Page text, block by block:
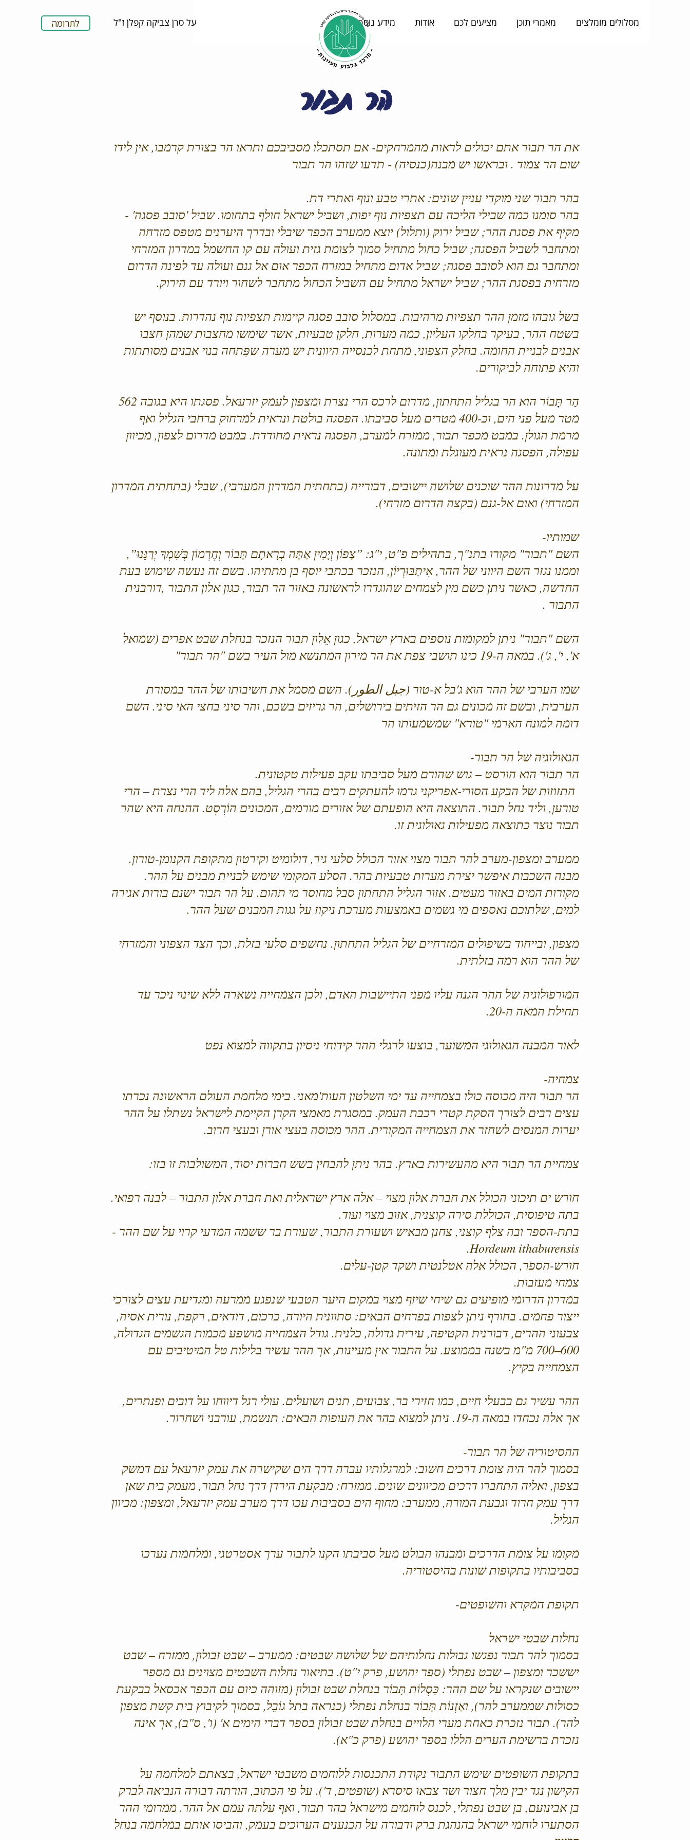
לתרומה על סרן צביקה קפלן ז"ל מסלולים מומלצים מאמרי תוכן מציעים לכם אודות מידע נוסף
הר תבור
את הר תבור אתם יכולים לראות מהמרחקים- אם תסתכלו מסביבכם ותראו הר בצורת קרמבו, אין לידו
שום הר צמוד . ובראשו יש מבנה(כנסיה) - תדעו שזהו הר תבור
בהר תבור שני מוקדי עניין שונים: אתרי טבע ונוף ואתרי דת.
בהר סומנו כמה שבילי הליכה עם תצפיות נוף יפות, ושביל ישראל חולף בתחומו. שביל 'סובב פסגה' -
מקיף את פסגת ההר; שביל ירוק (ותלול) יוצא ממערב הכפר שיבלי ובדרך היערנים מטפס מזרחה
ומתחבר לשביל הפסגה; שביל כחול מתחיל סמוך לצומת גזית ועולה עם קו החשמל במדרון המזרחי
ומתחבר גם הוא לסובב פסגה; שביל אדום מתחיל במזרח הכפר אום אל גנם ועולה עד לפינה הדרום
מזרחית בפסגת ההר; שביל ישראל מתחיל עם השביל הכחול מתחבר לשחור ויורד עם הירוק.
בשל גובהו מזמן ההר תצפיות מרהיבות. במסלול סובב פסגה קיימות תצפיות נוף נהדרות. בנוסף יש
בשטח ההר, בעיקר בחלקו העליון, כמה מערות, חלקן טבעיות, אשר שימשו מחצבות שמהן חצבו
אבנים לבניית החומה. בחלק הצפוני, מתחת לכנסייה היוונית יש מערה שפִּתחה בנוי אבנים מסותתות
והיא פתוחה לביקורים.
הַר תָּבוֹר הוא הר בגליל התחתון, מדרום לרכס הרי נצרת ומצפון לעמק יזרעאל. פסגתו היא בגובה 562
מטר מעל פני הים, וכ-400 מטרים מעל סביבתו. הפסגה בולטת ונראית למרחוק ברחבי הגליל ואף
מרמת הגולן. במבט מכפר תבור, ממזרח למערב, הפסגה נראית מחודדת. במבט מדרום לצפון, מכיוון
עפולה, הפסגה נראית מעוגלת ומתונה.
על מדרונות ההר שוכנים שלושה יישובים, דבורייה (בתחתית המדרון המערבי), שבלי (בתחתית המדרון
המזרחי) ואום אל-גנם (בקצה הדרום מזרחי).
שמותיו-
השם "תבור" מקורו בתנ"ך, בתהילים פ"ט, י"ג: ”צָפוֹן וְיָמִין אַתָּה בְרָאתָם תָּבוֹר וְחֶרְמוֹן בְּשִׁמְךָ יְרַנֵּנוּ”,
וממנו נגזר השם היווני של ההר, אִיתַבּוּרְיוֹן, הנזכר בכתבי יוסף בן מתתיהו. בשם זה נעשה שימוש בעת
החדשה, כאשר ניתן כשם מין לצמחים שהוגדרו לראשונה באזור הר תבור, כגון אלון התבור ,דורבנית
התבור .
השם "תבור" ניתן למקומות נוספים בארץ ישראל, כגון אֵלון תבור הנזכר בנחלת שבט אפרים (שמואל
א', י', ג'). במאה ה-19 כינו תושבי צפת את הר מירון המתנשא מול העיר בשם "הר תבור"
שמו הערבי של ההר הוא ג'בל א-טור (جبل الطور). השם מסמל את חשיבותו של ההר במסורת
הערבית, ובשם זה מכונים גם הר הזיתים בירושלים, הר גריזים בשכם, והר סיני בחצי האי סיני. השם
דומה למונח הארמי "טורא" שמשמעותו הר
הגאולוגיה של הר תבור-
הר תבור הוא הורסט – גוש שהורם מעל סביבתו עקב פעילות טקטונית.
התזוזות של הבקע הסורי-אפריקני גרמו להעתקים רבים בהרי הגליל, בהם אלה ליד הרי נצרת – הרי
טורען, וליד נחל תבור. התוצאה היא הופעתם של אזורים מורמים, המכונים הוֹרְסְט. ההנחה היא שהר
תבור נוצר כתוצאה מפעילות גאולוגית זו.
ממערב ומצפון-מערב להר תבור מצוי אזור הכולל סלעי גיר, דולומיט וקירטון מתקופת הקנומן-טורון.
מבנה השכבות איפשר יצירת מערות טבעיות בהר. הסלע המקומי שימש לבניית מבנים על ההר.
מקורות המים באזור מעטים. אזור הגליל התחתון סבל מחוסר מי תהום. על הר תבור ישנם בורות אגירה
למים, שלתוכם נאספים מי גשמים באמצעות מערכת ניקוז על גגות המבנים שעל ההר.
מצפון, ובייחוד בשיפולים המזרחיים של הגליל התחתון. נחשפים סלעי בזלת, וכך הצד הצפוני והמזרחי
של ההר הוא רמה בזלתית.
המורפולוגיה של ההר הגנה עליו מפני התיישבות האדם, ולכן הצמחייה נשארה ללא שינוי ניכר עד
תחילת המאה ה-20.
לאור המבנה הגאולוגי המשוער, בוצעו לרגלי ההר קידוחי ניסיון בתקווה למצוא נפט
צמחיה-
הר תבור היה מכוסה כולו בצמחייה עד ימי השלטון העות'מאני. בימי מלחמת העולם הראשונה נכרתו
עצים רבים לצורך הסקת קטרי רכבת העמק. במסגרת מאמצי הקרן הקיימת לישראל נשתלו על ההר
יערות המנסים לשחזר את הצמחייה המקורית. ההר מכוסה בעצי אורן ובעצי חרוב.
צמחיית הר תבור היא מהעשירות בארץ. בהר ניתן להבחין בשש חברות יסוד, המשולבות זו בזו:
חורש ים תיכוני הכולל את חברת אלון מצוי – אלה ארץ ישראלית ואת חברת אלון התבור – לבנה רפואי.
בתה טיפוסית, הכוללת סירה קוצנית, אזוב מצוי ועוד.
בתת-הספר ובה צלף קוצני, צחנן מבאיש ושעורת התבור, שעורת בר ששמה המדעי קרוי על שם ההר -
Hordeum ithaburensis‏.
חורש-הספר, הכולל אלה אטלנטית ושקד קטן-עלים.
צמחי מעזבות.
במדרון הדרומי מופיעים גם שיחי שיזף מצוי במקום היער הטבעי שנפגע ממרעה ומגדיעת עצים לצורכי
ייצור פחמים. בחורף ניתן לצפות בפרחים הבאים: סתוונית היורה, כרכום, דודאים, רקפת, נורית אסיה,
צבעוני ההרים, דבורנית הקטיפה, עירית גדולה, כלנית. גודל הצמחייה מושפע מכמות הגשמים הגדולה,
600–700 מ"מ בשנה בממוצע. על התבור אין מעיינות, אך ההר עשיר בלילות טל המיטיבים עם
הצמחייה בקיץ.
ההר עשיר גם בבעלי חיים, כמו חזירי בר, צבועים, תנים ושועלים. עולי רגל דיווחו על דובים ופנתרים,
אך אלה נכחדו במאה ה-19. ניתן למצוא בהר את העופות הבאים: תנשמת, עורבני ושחרור.
ההסיטוריה של הר תבור-
בסמוך להר היה צומת דרכים חשוב: למרגלותיו עברה דרך הים שקישרה את עמק יזרעאל עם דמשק
בצפון, ואליה התחברו דרכים מכיוונים שונים. ממזרח: מבקעת הירדן דרך נחל תבור, מעמק בית שאן
דרך עמק חרוד וגבעת המורה, ממערב: מחוף הים בסביבות עכו דרך מערב עמק יזרעאל, ומצפון: מכיוון
הגליל.
מקומו על צומת הדרכים ומבנהו הבולט מעל סביבתו הקנו לתבור ערך אסטרטגי, ומלחמות נערכו
בסביבותיו בתקופות שונות בהיסטוריה.
תקופת המקרא והשופטים-
נחלות שבטי ישראל
בסמוך להר תבור נפגשו גבולות נחלותיהם של שלושה שבטים: ממערב – שבט זבולון, ממזרח – שבט
יששכר ומצפון – שבט נפתלי (ספר יהושע, פרק י"ט). בתיאור נחלות השבטים מצוינים גם מספר
יישובים שנקראו על שם ההר: כִּסְלוֹת תָּבוֹר בנחלת שבט זבולון (מזוהה כיום עם הכפר אכסאל בבקעת
כסולות שממערב להר), ואַזְנוֹת תָּבוֹר בנחלת נפתלי (כנראה בתל גוֹבֵל, בסמוך לקיבוץ בית קשת מצפון
להר). תבור נזכרת כאחת מערי הלויים בנחלת שבט זבולון בספר דברי הימים א' (ו', ס"ב), אך אינה
נזכרת ברשימת הערים הללו בספר יהושע (פרק כ"א).
בתקופת השופטים שימש התבור נקודת התכנסות ללוחמים משבטי ישראל, בצאתם למלחמה על
הקישון נגד יבין מלך חצור ושר צבאו סיסרא (שופטים, ד'). על פי הכתוב, הורתה דבורה הנביאה לברק
בן אבינועם, בן שבט נפתלי, לכנס לוחמים מישראל בהר תבור, ואף עלתה עמם אל ההר. ממרומי ההר
הסתערו לוחמי ישראל בהנהגת ברק ודבורה על הכנענים הערוכים בעמק, והביסו אותם במלחמה בנחל